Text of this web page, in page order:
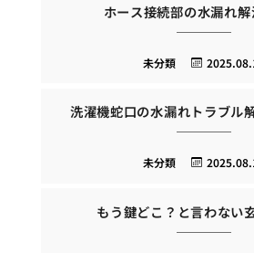
ホース接続部の水漏れ
未分類
洗濯機蛇口の水漏れトラブル
未分類
もう鍵どこ？と言わない